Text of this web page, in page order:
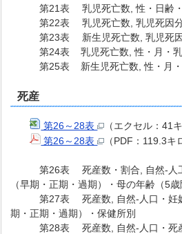
第21表 乳児死亡数, 性・日齢・
第22表 乳児死亡数, 乳児死因分
第23表 新生児死亡数, 乳児死因
第24表 乳児死亡数, 性・月・乳
第25表 新生児死亡数, 性・月・
死産
第26～28表
（エクセル：41
第26～28表
（PDF：119.3キ
第26表 死産数・割合, 自然-人工
（早期・正期・過期）・母の年齢（5歳
第27表 死産数, 自然-人口・妊娠
期・正期・過期）・保健所別
第28表 死産数, 自然-人口・死産